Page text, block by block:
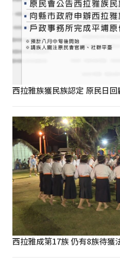
西拉雅族獲民族認定 原民日
西拉雅成第17族 仍有8族待獲